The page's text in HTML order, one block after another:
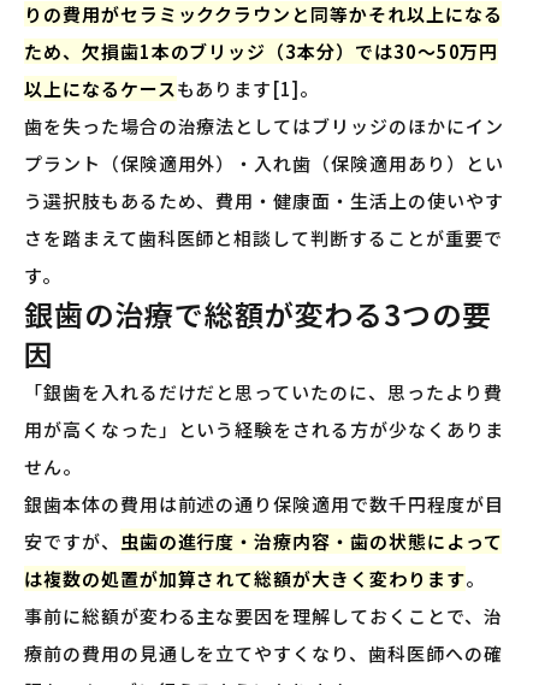
りの費用がセラミッククラウンと同等かそれ以上になる
ため、欠損歯1本のブリッジ（3本分）では30〜50万円
以上になるケースもあります[1]。
歯を失った場合の治療法としてはブリッジのほかにイン
プラント（保険適用外）・入れ歯（保険適用あり）とい
う選択肢もあるため、費用・健康面・生活上の使いやす
さを踏まえて歯科医師と相談して判断することが重要で
す。
銀歯の治療で総額が変わる3つの要
因
「銀歯を入れるだけだと思っていたのに、思ったより費
用が高くなった」という経験をされる方が少なくありま
せん。
銀歯本体の費用は前述の通り保険適用で数千円程度が目
安ですが、 虫歯の進行度・治療内容・歯の状態によって
は複数の処置が加算されて総額が大きく変わります。
事前に総額が変わる主な要因を理解しておくことで、治
療前の費用の見通しを立てやすくなり、歯科医師への確